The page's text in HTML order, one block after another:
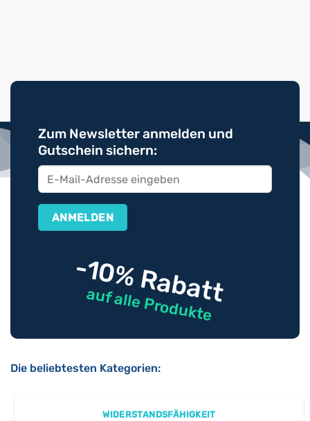
Zum Newsletter anmelden und
Gutschein sichern:
-10% Rabatt
auf alle Produkte
Die beliebtesten Kategorien:
WIDERSTANDSFÄHIGKEIT